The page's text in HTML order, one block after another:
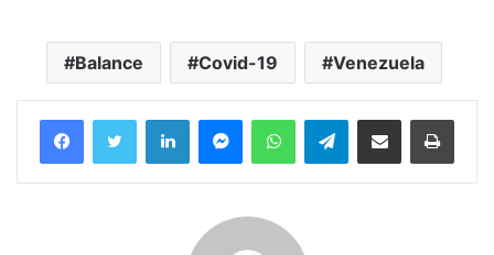
Balance Covid-19 Venezuela
FacebookTwitter LinkedInMessengerWhatsAppTelegramCompartir por correo electrónico